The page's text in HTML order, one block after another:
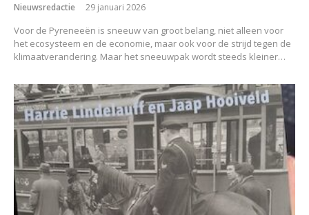
Nieuwsredactie 29 januari 2026
Voor de Pyreneeën is sneeuw van groot belang, niet alleen voor
het ecosysteem en de economie, maar ook voor de strijd tegen de
klimaatverandering. Maar het sneeuwpak wordt steeds kleiner…